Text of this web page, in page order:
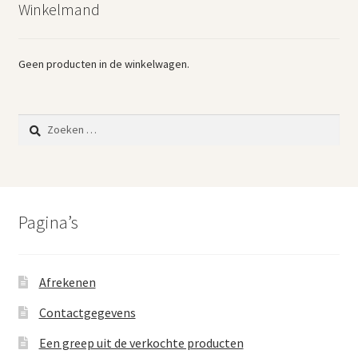
Winkelmand
Geen producten in de winkelwagen.
Zoeken
naar:
Pagina’s
Afrekenen
Contactgegevens
Een greep uit de verkochte producten